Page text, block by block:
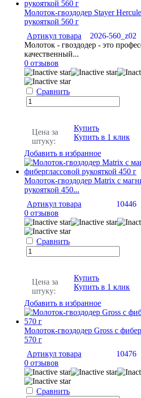
Молоток-гвоздодер Stayer
рукояткой 560 г
Артикул товара
2026-560_z02
Молоток - гвоздодер - это
качественный...
0 отзывов
Сравнить
Цена за
штуку:
Купить
Купить в 1 клик
Добавить в избранное
Молоток-гвоздодер Matrix с
рукояткой 450...
Артикул товара
10446
0 отзывов
Сравнить
Цена за
штуку:
Купить
Купить в 1 клик
Добавить в избранное
Молоток-гвоздодер Gross с
570 г
Артикул товара
10476
0 отзывов
Сравнить